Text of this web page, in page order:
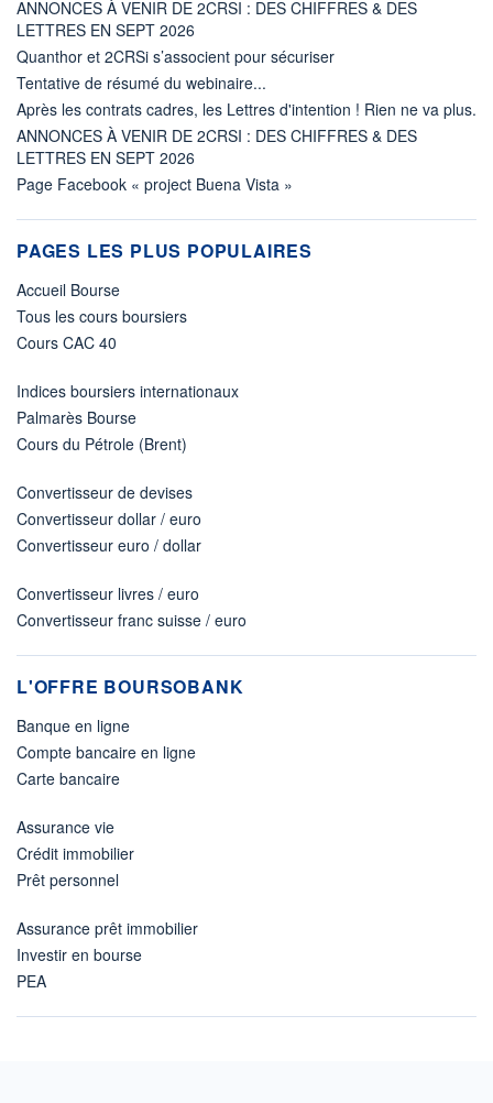
ANNONCES À VENIR DE 2CRSI : DES CHIFFRES & DES
LETTRES EN SEPT 2026
Quanthor et 2CRSi s’associent pour sécuriser
Tentative de résumé du webinaire...
Après les contrats cadres, les Lettres d'intention ! Rien ne va plus.
ANNONCES À VENIR DE 2CRSI : DES CHIFFRES & DES
LETTRES EN SEPT 2026
Page Facebook « project Buena Vista »
PAGES LES PLUS POPULAIRES
Accueil Bourse
Tous les cours boursiers
Cours CAC 40
Indices boursiers internationaux
Palmarès Bourse
Cours du Pétrole (Brent)
Convertisseur de devises
Convertisseur dollar / euro
Convertisseur euro / dollar
Convertisseur livres / euro
Convertisseur franc suisse / euro
L'OFFRE BOURSOBANK
Banque en ligne
Compte bancaire en ligne
Carte bancaire
Assurance vie
Crédit immobilier
Prêt personnel
Assurance prêt immobilier
Investir en bourse
PEA